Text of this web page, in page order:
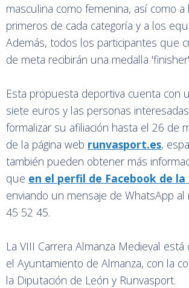
masculina como femenina, así como
primeros de cada categoría y a los
Además, todos los participantes que
de meta recibirán una medalla
Esta propuesta deportiva cuenta con
siete euros y las personas
formalizar su afiliación hasta el 26 de
de la página web runvasport.es,
también pueden obtener más
que en el perfil de Facebook de
enviando un mensaje de WhatsApp al
45 52 45.
La VIII Carrera Almanza Medieval está
el Ayuntamiento de Almanza, con la
la Diputación de León y Runvasport.